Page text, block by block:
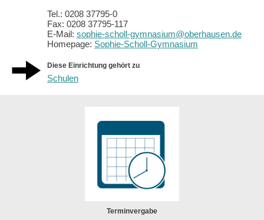
Tel.: 0208 37795-0
Fax: 0208 37795-117
E-Mail: sophie-scholl-gymnasium@oberhausen.de
Homepage: Sophie-Scholl-Gymnasium
Diese Einrichtung gehört zu
Schulen
Terminvergabe